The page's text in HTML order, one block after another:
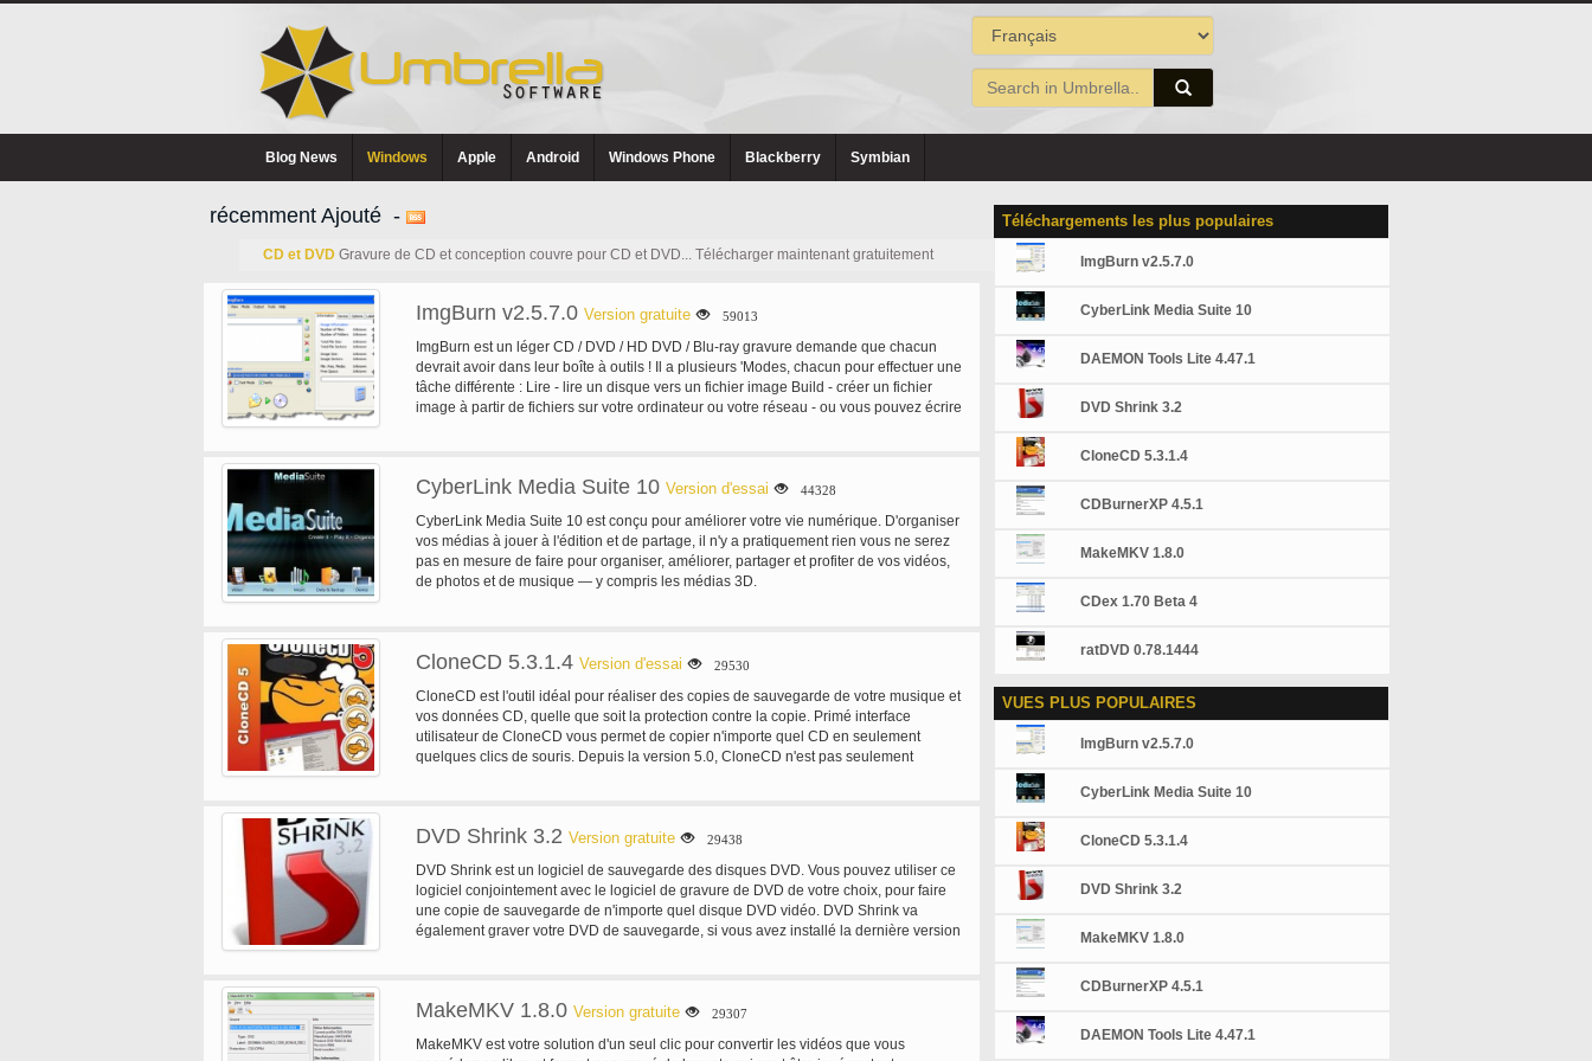
Blog News Windows Apple Android Windows Phone Blackberry Symbian
récemment Ajouté -
CD et DVD Gravure de CD et conception couvre pour CD et DVD... Télécharger maintenant gratuitement
ImgBurn v2.5.7.0 Version gratuite 59013
ImgBurn est un léger CD / DVD / HD DVD / Blu-ray gravure demande que chacun
devrait avoir dans leur boîte à outils ! Il a plusieurs 'Modes, chacun pour effectuer une
tâche différente : Lire - lire un disque vers un fichier image Build - créer un fichier
image à partir de fichiers sur votre ordinateur ou votre réseau - ou vous pouvez écrire
données réelles sont bonne découverte - mettre votre disque / médias à l'épreuve !
qu'est la production de votre lecteur
CyberLink Media Suite 10 Version d'essai 44328
CyberLink Media Suite 10 est conçu pour améliorer votre vie numérique. D'organiser
vos médias à jouer à l'édition et de partage, il n'y a pratiquement rien vous ne serez
pas en mesure de faire pour organiser, améliorer, partager et profiter de vos vidéos,
de photos et de musique — y compris les médias 3D.
CloneCD 5.3.1.4 Version d'essai 29530
CloneCD est l'outil idéal pour réaliser des copies de sauvegarde de votre musique et
vos données CD, quelle que soit la protection contre la copie. Primé interface
utilisateur de CloneCD vous permet de copier n'importe quel CD en seulement
quelques clics de souris. Depuis la version 5.0, CloneCD n'est pas seulement
DVD, vous aurez besoin également AnyDVD. CloneCD aussi collabore avec d'autres
système de protection contre la copie SafeDisc 3. CloneCD permet de créer des
copies 1:1 parfaites de vos précieuses disques originaux. Si vos CD de musique
protégé contre la copie ne joue pas dans votre autoradio, la sauvegarde créée par
CloneCD sera. SlySoft combiner les connaissances et l'innovation avec plusieurs
DVD Shrink 3.2 Version gratuite 29438
DVD Shrink est un logiciel de sauvegarde des disques DVD. Vous pouvez utiliser ce
logiciel conjointement avec le logiciel de gravure de DVD de votre choix, pour faire
une copie de sauvegarde de n'importe quel disque DVD vidéo. DVD Shrink va
également graver votre DVD de sauvegarde, si vous avez installé la dernière version
graver avec le logiciel de votre choix. Pourquoi utiliser DVDShrink ? Plupart des
préventive est le chiffrement. Titres de DVD commerciaux sont souvent cryptés, qui
MakeMKV 1.8.0 Version gratuite 29307
MakeMKV est votre solution d'un seul clic pour convertir les vidéos que vous
Téléchargements les plus populaires
ImgBurn v2.5.7.0
CyberLink Media Suite 10
DAEMON Tools Lite 4.47.1
DVD Shrink 3.2
CloneCD 5.3.1.4
CDBurnerXP 4.5.1
MakeMKV 1.8.0
CDex 1.70 Beta 4
ratDVD 0.78.1444
VUES PLUS POPULAIRES
ImgBurn v2.5.7.0
CyberLink Media Suite 10
CloneCD 5.3.1.4
DVD Shrink 3.2
MakeMKV 1.8.0
CDBurnerXP 4.5.1
DAEMON Tools Lite 4.47.1